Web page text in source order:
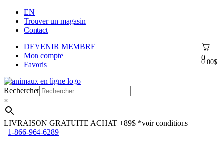
EN
Trouver un magasin
Contact
0
0.00$
DEVENIR MEMBRE
Mon compte
Favoris
Aller
à
la
navigation
Aller
au
contenu
Rechercher
×
LIVRAISON GRATUITE ACHAT +89$ *voir conditions
1-866-964-6289